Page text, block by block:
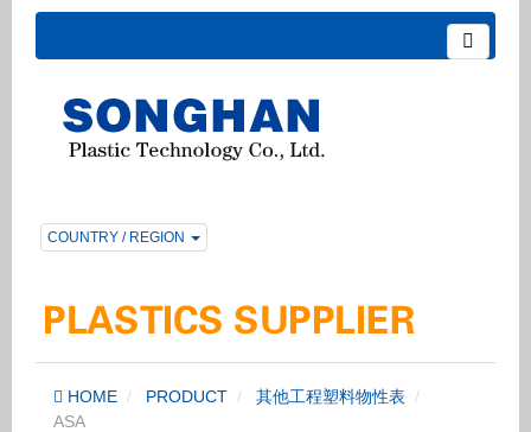
COUNTRY / REGION
HOME PRODUCT
其他工程塑料物性表
ASA